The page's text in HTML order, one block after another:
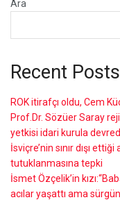
Ara
Recent Posts
ROK itirafçı oldu, Cem
Prof.Dr. Sözüer Saray
yetkisi idari kurula
İsviçre’nin sınır dışı
tutuklanmasına tepki
İsmet Özçelik’in
acılar yaşattı ama